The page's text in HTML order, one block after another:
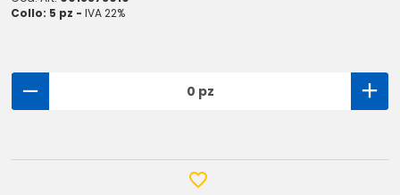
Collo: 5 pz - IVA 22%
0 pz